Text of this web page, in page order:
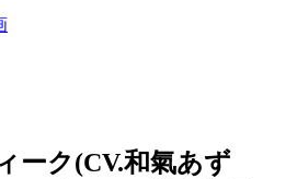
ーク(CV.和氣あず